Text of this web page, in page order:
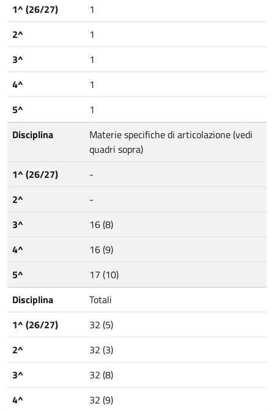
1^ (26/27)
1
2^
1
3^
1
4^
1
5^
1
Disciplina
Materie specifiche di articolazione (vedi
quadri sopra)
1^ (26/27)
-
2^
-
3^
16 (8)
4^
16 (9)
5^
17 (10)
Disciplina
Totali
1^ (26/27)
32 (5)
2^
32 (3)
3^
32 (8)
4^
32 (9)